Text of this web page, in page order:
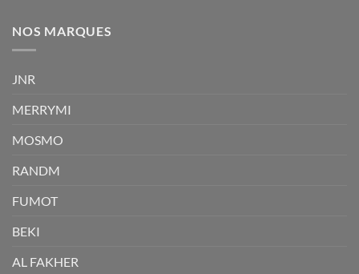
NOS MARQUES
JNR
MERRYMI
MOSMO
RANDM
FUMOT
BEKI
AL FAKHER